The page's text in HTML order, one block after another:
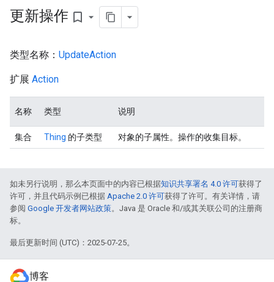
更新操作 bookmark_border
类型名称： UpdateAction
扩展 Action
名称 类型 说明
集合 Thing 的子类型 对象的子属性。操作的收集目标。
如未另行说明，那么本页面中的内容已根据知识共享署名 4.0 许可获得了
许可，并且代码示例已根据 Apache 2.0 许可获得了许可。有关详情，请
参阅 Google 开发者网站政策。Java 是 Oracle 和/或其关联公司的注册商
标。
最后更新时间 (UTC)：2025-07-25。
博客